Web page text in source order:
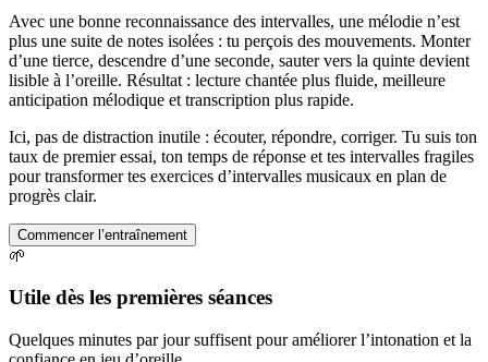
Avec une bonne reconnaissance des intervalles, une mélodie n’est
plus une suite de notes isolées : tu perçois des mouvements. Monter
d’une tierce, descendre d’une seconde, sauter vers la quinte devient
lisible à l’oreille. Résultat : lecture chantée plus fluide, meilleure
anticipation mélodique et transcription plus rapide.
Ici, pas de distraction inutile : écouter, répondre, corriger. Tu suis ton
taux de premier essai, ton temps de réponse et tes intervalles fragiles
pour transformer tes exercices d’intervalles musicaux en plan de
progrès clair.
Commencer l’entraînement
🌱
Utile dès les premières séances
Quelques minutes par jour suffisent pour améliorer l’intonation et la